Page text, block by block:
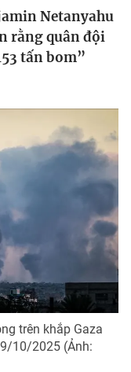
Netanyahu
rằng quân đội
tấn bom”
trên khắp Gaza
10/2025 (Ảnh: